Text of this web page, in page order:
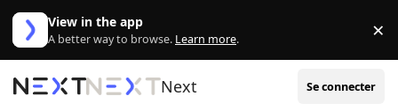
Aller au contenu
View in the app
A better way to browse. Learn more. ×
Next Se connecter